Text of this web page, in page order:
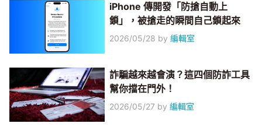
iPhone 傳開發「防搶自動上
鎖」，被搶走的瞬間自己鎖起來
2026/05/28 by編輯室
詐騙越來越會演？這四個防詐工具
幫你擋在門外！
2026/05/27 by編輯室